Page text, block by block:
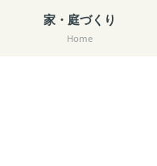
家・庭づくり
Home